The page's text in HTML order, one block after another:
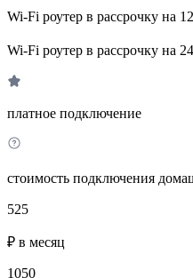
Wi-Fi роутер в рассрочку на
Wi-Fi роутер в рассрочку на
платное подключение
стоимость подключения
525
₽ в месяц
1050